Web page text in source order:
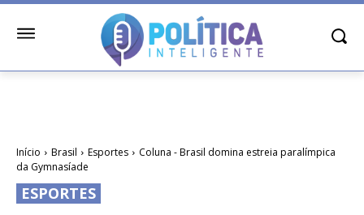
Início Brasil Esportes
Coluna - Brasil domina estreia paralímpica
da Gymnasíade
ESPORTES